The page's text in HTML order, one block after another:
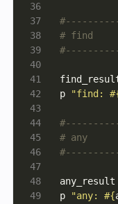
36
37
38
39
40
41
43
44
45
46
47
48
49
# find
p
"find:
# any
any_result
p
"any: #{